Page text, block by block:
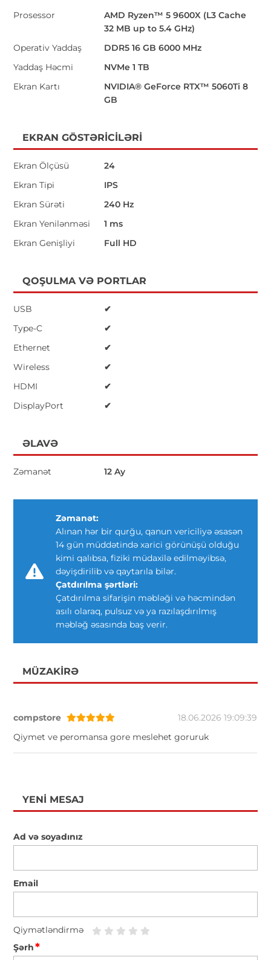
Prosessor
AMD Ryzen™ 5 9600X (L3 Cache
32 MB up to 5.4 GHz)
Operativ Yaddaş
DDR5 16 GB 6000 MHz
Yaddaş Həcmi
NVMe 1 TB
Ekran Kartı
NVIDIA® GeForce RTX™ 5060Ti 8
GB
EKRAN GÖSTƏRICILƏRI
Ekran Ölçüsü
24
Ekran Tipi
IPS
Ekran Sürəti
240 Hz
Ekran Yenilənməsi
1 ms
Ekran Genişliyi
Full HD
QOŞULMA VƏ PORTLAR
USB
✔
Type-C
✔
Ethernet
✔
Wireless
✔
HDMI
✔
DisplayPort
✔
ƏLAVƏ
Zəmanət 12 Ay
Zəmanət:
Alınan hər bir qurğu, qanun vericiliyə əsasən
14 gün müddətində xarici görünüşü olduğu
kimi qalıbsa, fiziki müdaxilə edilməyibsə,
dəyişdirilib və qaytarıla bilər.
Çatdırılma şərtləri:
Çatdırılma sifarişin məbləği və həcmindən
asılı olaraq, pulsuz və ya razılaşdırılmış
məbləğ əsasında baş verir.
MÜZAKIRƏ
compstore
18.06.2026 19:09:39
Qiymet ve peromansa gore meslehet goruruk
YENI MESAJ
Ad və soyadınız
Email
Qiymətləndirmə
Şərh*